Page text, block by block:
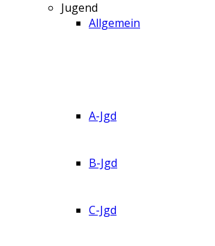
Jugend
Allgemein
A-Jgd
B-Jgd
C-Jgd